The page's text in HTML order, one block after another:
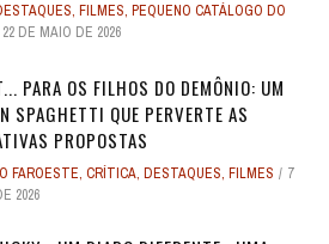
, FILMES, PEQUENO CATÁLOGO DO
22 DE MAIO DE 2026
PARA OS FILHOS DO DEMÔNIO: UM
SPAGHETTI QUE PERVERTE AS
PROPOSTAS
FAROESTE, CRÍTICA, DESTAQUES, FILMES
7
2026